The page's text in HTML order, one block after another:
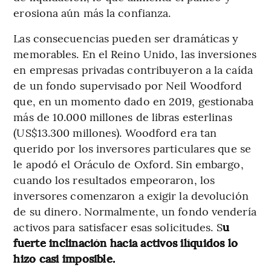
erosiona aún más la confianza.
Las consecuencias pueden ser dramáticas y
memorables. En el Reino Unido, las inversiones
en empresas privadas contribuyeron a la caída
de un fondo supervisado por Neil Woodford
que, en un momento dado en 2019, gestionaba
más de 10.000 millones de libras esterlinas
(US$13.300 millones). Woodford era tan
querido por los inversores particulares que se
le apodó el Oráculo de Oxford. Sin embargo,
cuando los resultados empeoraron, los
inversores comenzaron a exigir la devolución
de su dinero. Normalmente, un fondo vendería
activos para satisfacer esas solicitudes. Su
fuerte inclinación hacia activos ilíquidos lo
hizo casi imposible.